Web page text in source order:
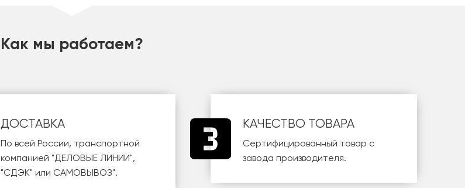
Как мы работаем?
ДОСТАВКА
По всей России, транспортной
компанией"ДЕЛОВЫЕ ЛИНИИ",
"СДЭК" или САМОВЫВОЗ".
КАЧЕСТВО ТОВАРА
Сертифицированный товар с
завода производителя.